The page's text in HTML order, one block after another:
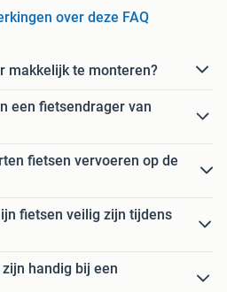
over deze FAQ
makkelijk te monteren?
een fietsendrager van
fietsen vervoeren op de
fietsen veilig zijn tijdens
handig bij een